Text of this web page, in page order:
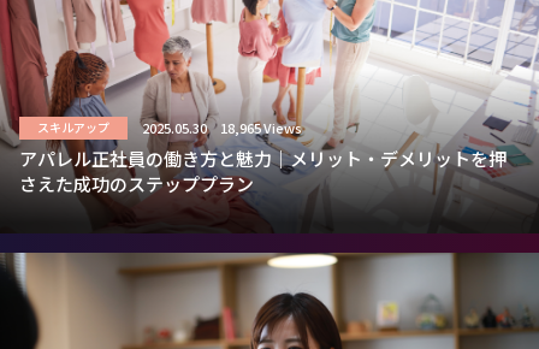
スキルアップ 2025.05.30 18,965 Views
アパレル正社員の働き方と魅力｜メリット・デメリットを押
さえた成功のステッププラン